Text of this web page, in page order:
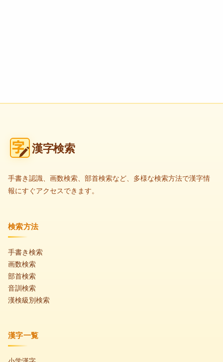
漢字検索
手書き認識、画数検索、部首検索など、多様な検索方法で漢字情
報にすぐアクセスできます。
検索方法
手書き検索
画数検索
部首検索
音訓検索
漢検級別検索
漢字一覧